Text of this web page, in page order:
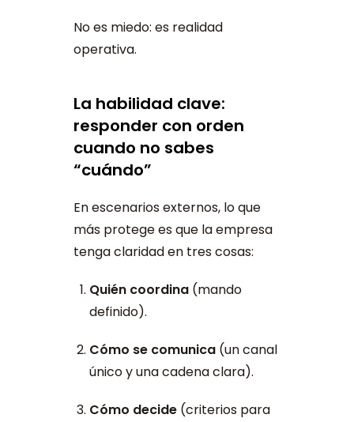
No es miedo: es realidad
operativa.
La habilidad clave:
responder con orden
cuando no sabes
“cuándo”
En escenarios externos, lo que
más protege es que la empresa
tenga claridad en tres cosas:
Quién coordina(mando
definido).
Cómo se comunica(un canal
único y una cadena clara).
Cómo decide(criterios para